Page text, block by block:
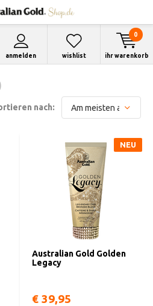
anmelden wishlist ihr warenkorb
0
nach:
Australian Gold Golden
Legacy
NEU
€ 39,95